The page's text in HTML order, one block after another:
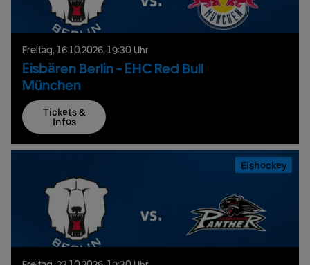
Freitag,16.10.2026,19:30 Uhr
Eisbären Berlin - EHC Red Bull
München
Tickets &
Infos
Eishockey